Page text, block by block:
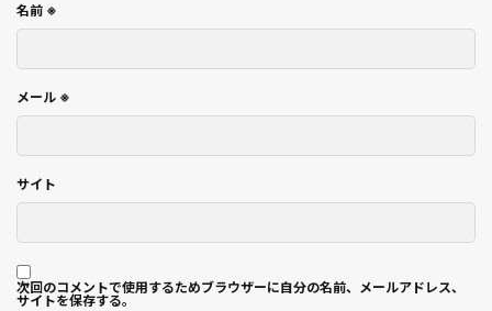
名前 ※
メール ※
サイト
次回のコメントで使用するためブラウザーに自分の名前、メールアドレス、
サイトを保存する。